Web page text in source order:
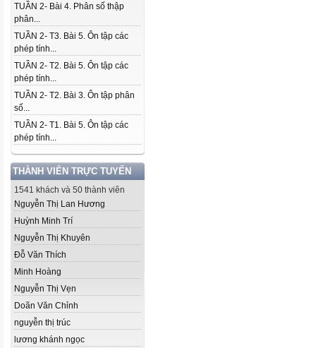
TUẦN 2- Bài 4. Phân số thập
phân...
TUẦN 2- T3. Bài 5. Ôn tập các
phép tính...
TUẦN 2- T2. Bài 5. Ôn tập các
phép tính...
TUẦN 2- T2. Bài 3. Ôn tập phân
số...
TUẦN 2- T1. Bài 5. Ôn tập các
phép tính...
THÀNH VIÊN TRỰC TUYẾN
1541 khách và 50 thành viên
Nguyễn Thị Lan Hương
Huỳnh Minh Trí
Nguyễn Thị Khuyên
Đỗ Văn Thích
Minh Hoàng
Nguyễn Thị Vẹn
Doãn Văn Chỉnh
nguyễn thị trúc
lương khánh ngọc